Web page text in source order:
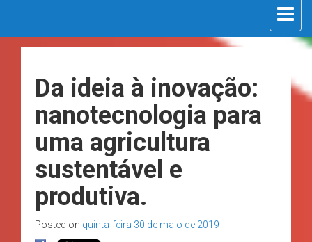
Toggle
Da ideia à inovação:
nanotecnologia para
uma agricultura
sustentável e
produtiva.
Posted on quinta-feira 30 de maio de 2019